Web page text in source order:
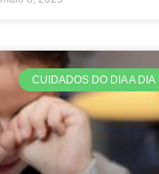
CUIDADOS DO DIA A DIA